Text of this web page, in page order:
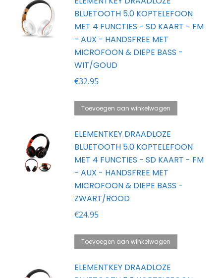
BLUETOOTH 5.0 KOPTELEFOON
MET 4 FUNCTIES - SD KAART - FM
- AUX - HANDSFREE MET
MICROFOON & DIEPE BASS -
WIT/GOUD
€32.95
Toevoegen aan winkelwagen
ELEMENTKEY DRAADLOZE
BLUETOOTH 5.0 KOPTELEFOON
MET 4 FUNCTIES - SD KAART - FM
- AUX - HANDSFREE MET
MICROFOON & DIEPE BASS -
ZWART/ROOD
€24.95
Toevoegen aan winkelwagen
ELEMENTKEY DRAADLOZE